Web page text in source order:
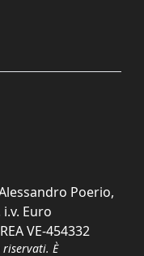
Poerio,
i.v. Euro
VE-454332
È